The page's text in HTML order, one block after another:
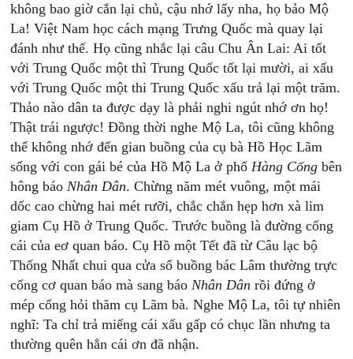
không bao giờ cắn lại chủ, cậu nhớ lấy nha, họ bảo Mộ
La! Việt Nam học cách mạng Trưng Quốc mà quay lại
đánh như thế. Họ cũng nhắc lại câu Chu Ân Lai: Ai tốt
với Trung Quốc một thì Trung Quốc tốt lại mười, ai xấu
với Trung Quốc một thi Trung Quốc xấu trả lại một trăm.
Thảo nào dân ta được dạy là phải nghi ngút nhớ ơn họ!
Thật trái ngược! Đồng thời nghe Mộ La, tôi cũng không
thể không nhớ đến gian buồng của cụ bà Hồ Học Lãm
sống với con gái bé của Hồ Mộ La ở phốHàng Cống bên
hông báoNhân Dân. Chừng năm mét vuông, một mái
dốc cao chừng hai mét rưỡi, chắc chắn hẹp hơn xà lim
giam Cụ Hồ ở Trung Quốc. Trước buồng là đường cống
cái của eơ quan báo. Cụ Hồ một Tết đã từ Câu lạc bộ
Thống Nhất chui qua cửa sổ buồng bác Lâm thường trực
cổng cơ quan báo mà sang báoNhân Dân rồi đứng ở
mép cổng hỏi thăm cụ Lãm bà. Nghe Mộ La, tôi tự nhiên
nghĩ: Ta chỉ trả miếng cái xấu gấp có chục lần nhưng ta
thường quên hẳn cái ơn đã nhận.